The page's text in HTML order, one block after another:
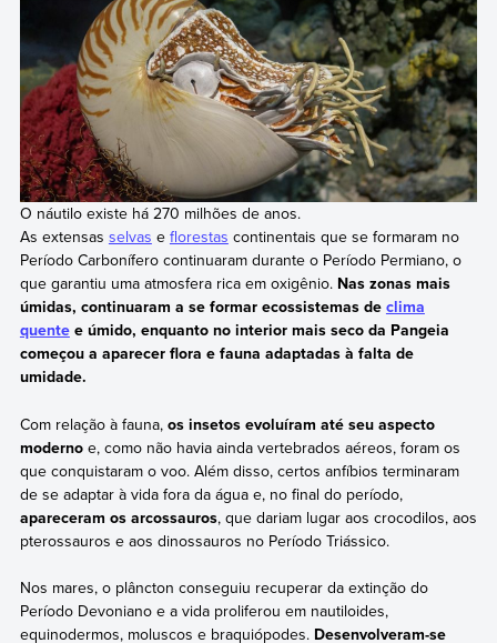
O náutilo existe há 270 milhões de anos.
As extensas selvas e florestas continentais que se formaram no
Período Carbonífero continuaram durante o Período Permiano, o
que garantiu uma atmosfera rica em oxigênio. Nas zonas mais
úmidas, continuaram a se formar ecossistemas de clima
quentee úmido, enquanto no interior mais seco da Pangeia
começou a aparecer flora e fauna adaptadas à falta de
umidade.
Com relação à fauna, os insetos evoluíram até seu aspecto
moderno e, como não havia ainda vertebrados aéreos, foram os
que conquistaram o voo. Além disso, certos anfíbios terminaram
de se adaptar à vida fora da água e, no final do período,
apareceram os arcossauros, que dariam lugar aos crocodilos, aos
pterossauros e aos dinossauros no Período Triássico.
Nos mares, o plâncton conseguiu recuperar da extinção do
Período Devoniano e a vida proliferou em nautiloides,
equinodermos, moluscos e braquiópodes. Desenvolveram-se